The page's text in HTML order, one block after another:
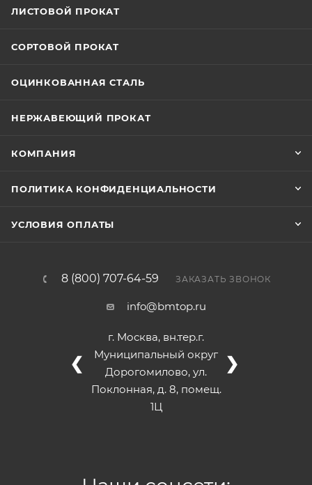
ЛИСТОВОЙ ПРОКАТ
СОРТОВОЙ ПРОКАТ
ОЦИНКОВАННАЯ СТАЛЬ
НЕРЖАВЕЮЩИЙ ПРОКАТ
КОМПАНИЯ
ПОЛИТИКА КОНФИДЕНЦИАЛЬНОСТИ
УСЛОВИЯ ОПЛАТЫ
8 (800) 707-64-59 ЗАКАЗАТЬ ЗВОНОК
info@bmtop.ru
г. Москва, вн.тер.г.
Муниципальный округ
Дорогомилово, ул.
Поклонная, д. 8, помещ.
1Ц
❮ ❯